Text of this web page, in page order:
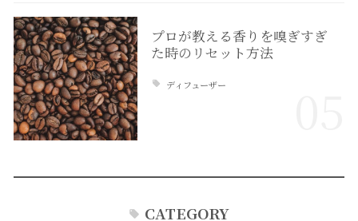
プロが教える香りを嗅ぎすぎ
た時のリセット方法
ディフューザー
CATEGORY